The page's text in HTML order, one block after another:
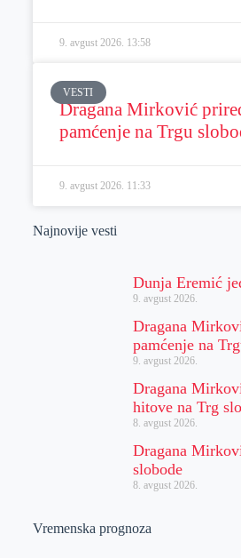
9. avgust 2026. 13:58
VESTI
Dragana Mirković
pamćenje na Trgu
9. avgust 2026. 11:33
Najnovije vesti
Dunja Eremić
9. avgust 2026.
Dragana
pamćenje na
9. avgust 2026.
Dragana
hitove na Trg
8. avgust 2026.
Dragana
slobode
8. avgust 2026.
Vremenska prognoza